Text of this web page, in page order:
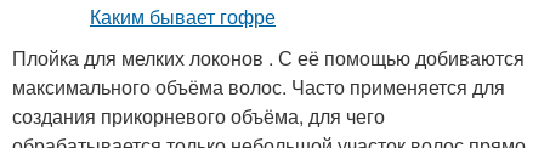
Плойка для мелких локонов . С её помощью добиваются
максимального объёма волос. Часто применяется для
создания прикорневого объёма, для чего